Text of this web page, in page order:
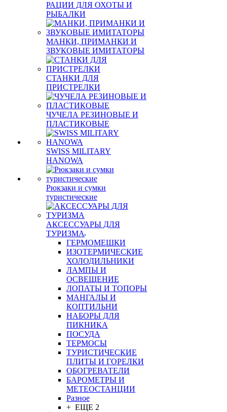
РАЦИИ ДЛЯ ОХОТЫ И
РЫБАЛКИ
МАНКИ, ПРИМАНКИ И
ЗВУКОВЫЕ ИМИТАТОРЫ
СТАНКИ ДЛЯ
ПРИСТРЕЛКИ
ЧУЧЕЛА РЕЗИНОВЫЕ И
ПЛАСТИКОВЫЕ
SWISS MILITARY
HANOWA
Рюкзаки и сумки
туристические
АКСЕССУАРЫ ДЛЯ
ТУРИЗМА
ГЕРМОМЕШКИ
ИЗОТЕРМИЧЕСКИЕ
ХОЛОДИЛЬНИКИ
ЛАМПЫ И
ОСВЕЩЕНИЕ
ЛОПАТЫ И ТОПОРЫ
МАНГАЛЫ И
КОПТИЛЬНИ
НАБОРЫ ДЛЯ
ПИКНИКА
ПОСУДА
ТЕРМОСЫ
ТУРИСТИЧЕСКИЕ
ПЛИТЫ И ГОРЕЛКИ
ОБОГРЕВАТЕЛИ
БАРОМЕТРЫ И
МЕТЕОСТАНЦИИ
Разное
+ ЕЩЕ 2